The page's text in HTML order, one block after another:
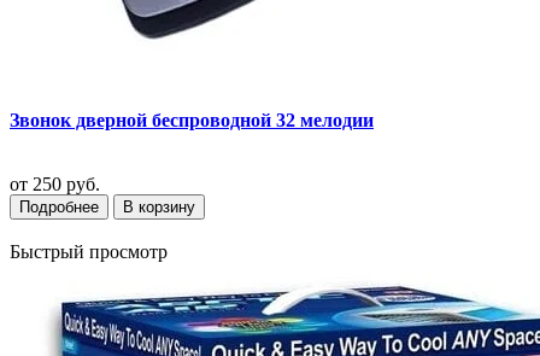
Звонок дверной беспроводной 32 мелодии
от 250 руб.
Подробнее В корзину
Быстрый просмотр